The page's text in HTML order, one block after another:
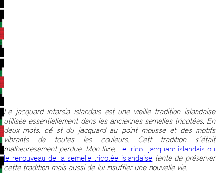
Le jacquard intarsia islandais est une vieille tradition islandaise
utilisée essentiellement dans les anciennes semelles tricotées. En
deux mots, cé st du jacquard au point mousse et des motifs
vibrants de toutes les couleurs. Cett tradition s´était
malheuresement perdue. Mon livre, Le tricot jacquard islandais ou
le renouveau de la semelle tricotée islandaise tente de préserver
cette tradition mais aussi de lui insuffler une nouvelle vie.